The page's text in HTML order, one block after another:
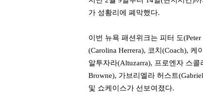
가 성황리에 폐막했다.
이번 뉴욕 패션위크는 피터 도
(Carolina Herrera), 코치(Coach),
알투자라(Altuzarra), 프로엔자 스콜
Browne), 가브리엘라 허스트
및 쇼케이스가 선보여졌다.